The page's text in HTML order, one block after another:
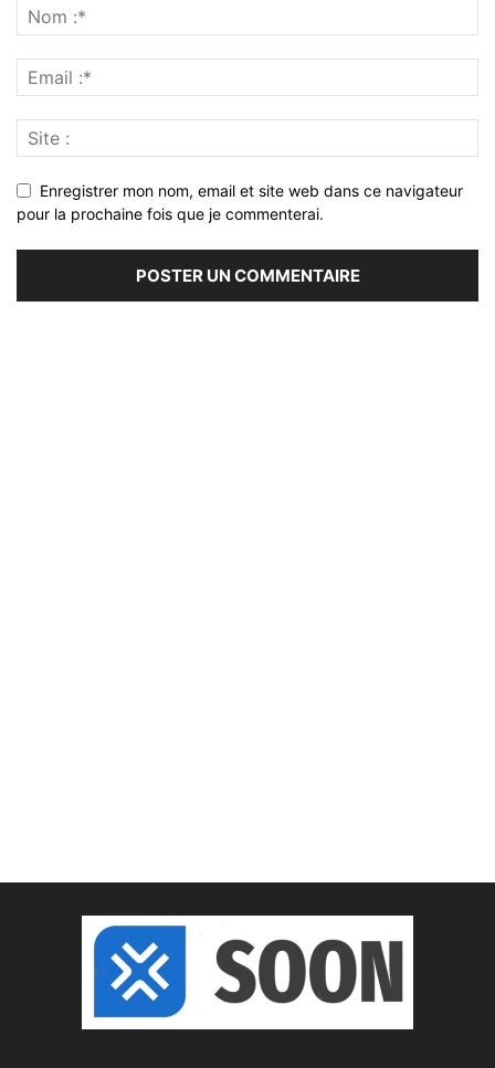
Enregistrer mon nom, email et site web dans ce navigateur
pour la prochaine fois que je commenterai.